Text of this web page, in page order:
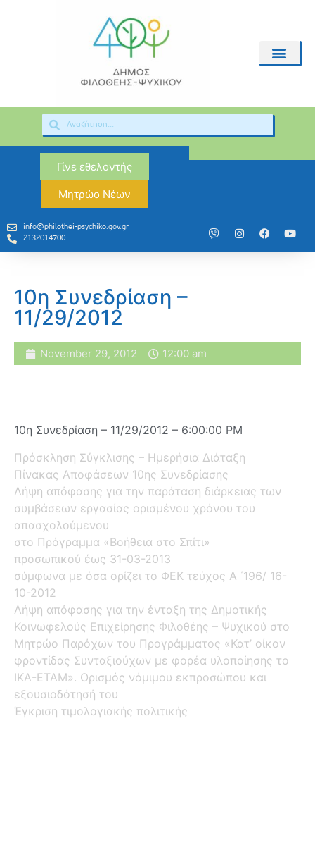
Γίνε εθελοντής
Μητρώο Νέων
info@philothei-psychiko.gov.gr
2132014700
10η Συνεδρίαση –
11/29/2012
November 29, 2012 12:00 am
10η Συνεδρίαση – 11/29/2012 – 6:00:00 PM
Πρόσκληση Σύγκλισης – Ημερήσια Διάταξη
Πίνακας Αποφάσεων 10ης Συνεδρίασης
Λήψη απόφασης για την παράταση διάρκειας των
συμβάσεων εργασίας ορισμένου χρόνου του
απασχολούμενου
στο Πρόγραμμα «Βοήθεια στο Σπίτι»
προσωπικού έως 31-03-2013
σύμφωνα με όσα ορίζει το ΦΕΚ τεύχος Α ΄196/ 16-
10-2012
Λήψη απόφασης για την ένταξη της Δημοτικής
Κοινωφελούς Επιχείρησης Φιλοθέης – Ψυχικού στο
Μητρώο Παρόχων του Προγράμματος «Κατ’ οίκον
φροντίδας Συνταξιούχων με φορέα υλοποίησης το
ΙΚΑ-ΕΤΑΜ». Ορισμός νόμιμου εκπροσώπου και
εξουσιοδότησή του
Έγκριση τιμολογιακής πολιτικής